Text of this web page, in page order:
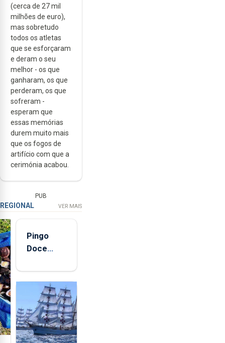
(cerca de 27 mil
milhões de euro),
mas sobretudo
todos os atletas
que se esforçaram
e deram o seu
melhor - os que
ganharam, os que
perderam, os que
sofreram -
esperam que
essas memórias
durem muito mais
que os fogos de
artifício com que a
cerimónia acabou.
PUB
REGIONAL VER MAIS
Pingo
Doce
quinta-
feira nova
loja em
São
Sebastião
e cria 30